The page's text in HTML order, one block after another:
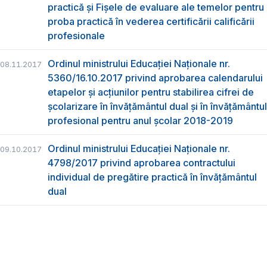
practică și Fișele de evaluare ale temelor pentru
proba practică în vederea certificării calificării
profesionale
08.11.2017
Ordinul ministrului Educaţiei Naţionale nr.
5360/16.10.2017 privind aprobarea calendarului
etapelor și acțiunilor pentru stabilirea cifrei de
școlarizare în învățământul dual și în învățământul
profesional pentru anul școlar 2018-2019
09.10.2017
Ordinul ministrului Educației Naționale nr.
4798/2017 privind aprobarea contractului
individual de pregătire practică în învățământul
dual